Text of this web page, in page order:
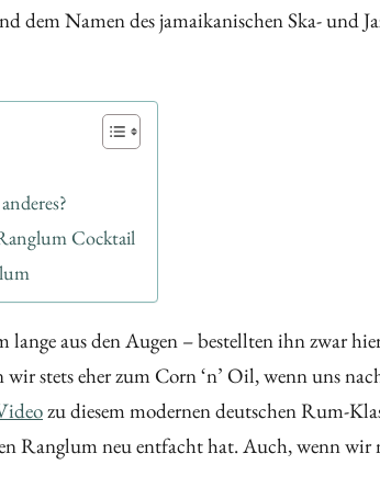
dem Namen des jamaikanischen Ska-
Cocktail
aus den Augen – bestellten ihn zwar
stets eher zum Corn ‘n’ Oil, wenn uns
zu diesem modernen deutschen Rum-
Ranglum neu entfacht hat. Auch, wenn